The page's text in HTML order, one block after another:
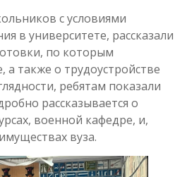
с условиями
в университете, рассказали
по которым
а также о трудоустройстве
ребятам показали
рассказывается о
военной кафедре, и,
вуза.